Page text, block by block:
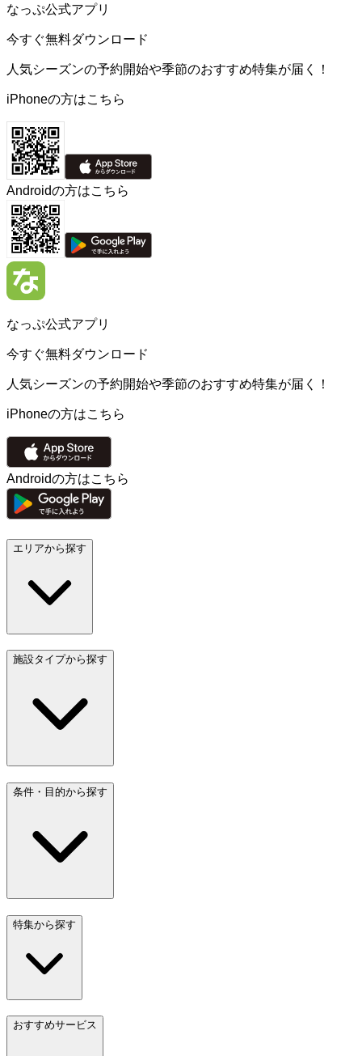
なっぷ公式アプリ
今すぐ無料ダウンロード
人気シーズンの予約開始や季節のおすすめ特集が届く！
iPhoneの方はこちら
Androidの方はこちら
なっぷ公式アプリ
今すぐ無料ダウンロード
人気シーズンの予約開始や季節のおすすめ特集が届く！
iPhoneの方はこちら
Androidの方はこちら
エリアから探す
施設タイプから探す
条件・目的から探す
特集から探す
おすすめサービス